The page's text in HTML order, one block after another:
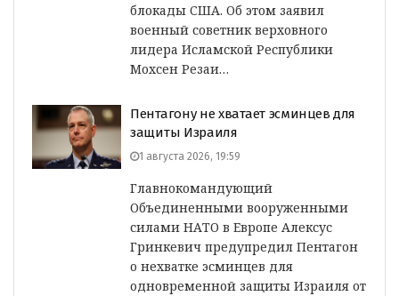
блокады США. Об этом заявил
военный советник верховного
лидера Исламской Республики
Мохсен Резаи…
Пентагону не хватает эсминцев для
защиты Израиля
1 августа 2026, 19:59
Главнокомандующий
Объединенными вооруженными
силами НАТО в Европе Алексус
Гринкевич предупредил Пентагон
о нехватке эсминцев для
одновременной защиты Израиля от